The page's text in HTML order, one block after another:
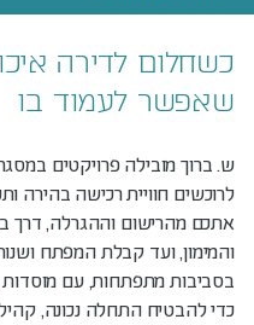
כשחלום לדירה
שאפשר לעמוד בו
ש. ברוך מובילה פרויקטים
לרוכשים חוויית רכישה בהירה
אתכם מהרישום וההגרלה,
והמימון, ועד קבלת המפתח
בסביבות מתפתחות, עם מוסדות
כדי להבטיח התחלה נכונה,